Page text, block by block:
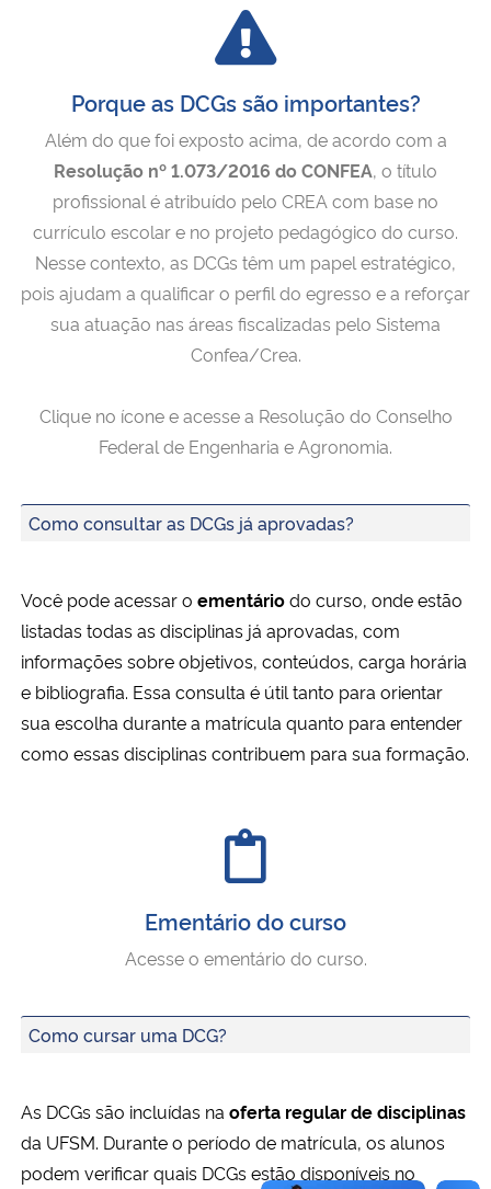
Porque as DCGs são importantes?
Além do que foi exposto acima, de acordo com a
Resolução nº 1.073/2016 do CONFEA, o título
profissional é atribuído pelo CREA com base no
currículo escolar e no projeto pedagógico do curso.
Nesse contexto, as DCGs têm um papel estratégico,
pois ajudam a qualificar o perfil do egresso e a reforçar
sua atuação nas áreas fiscalizadas pelo Sistema
Confea/Crea.
Clique no ícone e acesse a Resolução do Conselho
Federal de Engenharia e Agronomia.
Como consultar as DCGs já aprovadas?
Você pode acessar o ementáriodo curso, onde estão
listadas todas as disciplinas já aprovadas, com
informações sobre objetivos, conteúdos, carga horária
e bibliografia. Essa consulta é útil tanto para orientar
sua escolha durante a matrícula quanto para entender
como essas disciplinas contribuem para sua formação.
Ementário do curso
Acesse o ementário do curso.
Como cursar uma DCG?
As DCGs são incluídas na oferta regular de disciplinas
da UFSM. Durante o período de matrícula, os alunos
podem verificar quais DCGs estão disponíveis no